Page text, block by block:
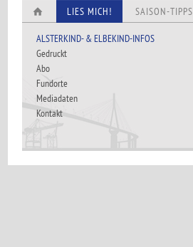
LIES MICH! SAISON-TIPPS
ALSTERKIND- & ELBEKIND-INFOS
Gedruckt
Abo
Fundorte
Mediadaten
Kontakt